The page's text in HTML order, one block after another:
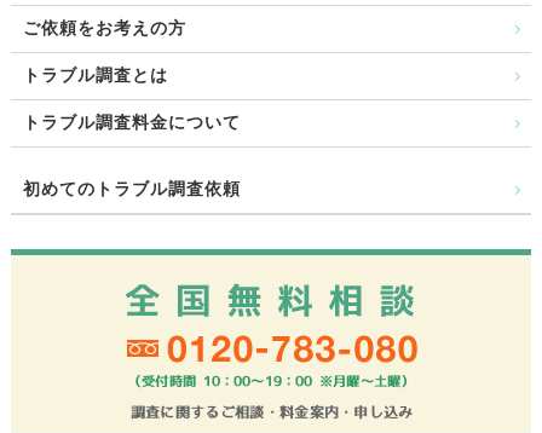
ご依頼をお考えの方
トラブル調査とは
トラブル調査料金について
初めてのトラブル調査依頼